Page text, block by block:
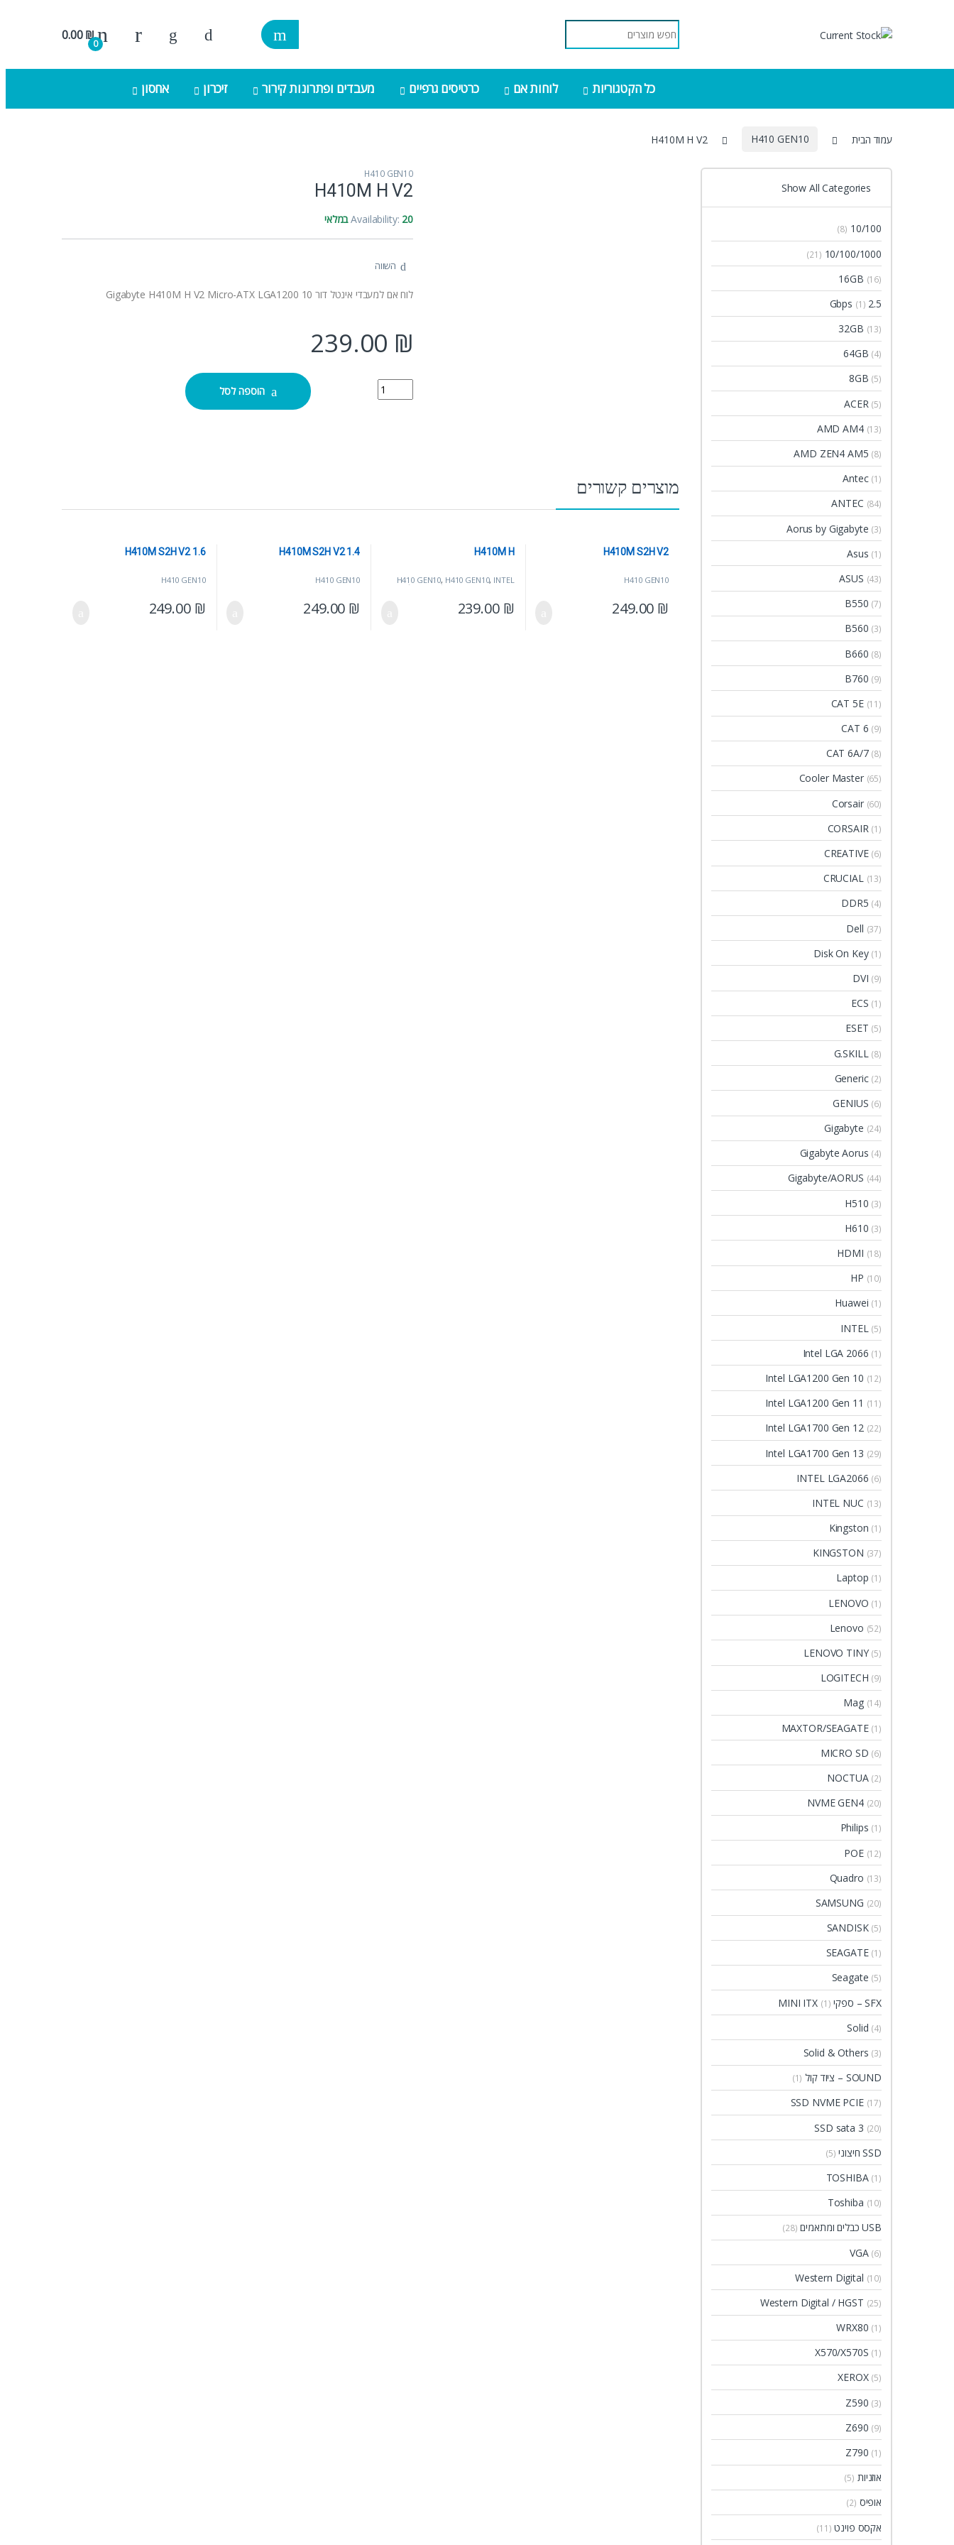
Search for:
0
0.00₪
כל הקטגוריות לוחות אם כרטיסים גרפיים מעבדים ופתרונות קירור זיכרון אחסון
עמוד הבית H410 GEN10
H410M H V2
H410 GEN10
H410M H V2
Availability: 20 במלאי
השווה
לוח אם למעבדי אינטל דור 10 Gigabyte H410M H V2 Micro-ATX LGA1200
239.00 ₪
H410M H V2 quantity הוספה לסל
מוצרים קשורים
H410 GEN10
H410M S2H V2
249.00 ₪
H410 GEN10, H410 GEN10, INTEL
לוחות אם לוחות
H410M H
239.00 ₪
H410 GEN10
H410M S2H V2 1.4
249.00 ₪
H410 GEN10
H410M S2H V2 1.6
249.00 ₪
Show All Categories
10/100
(8)
10/100/1000
(21)
16GB (16)
2.5 Gbps
(1)
32GB (13)
64GB (4)
8GB (5)
ACER (5)
AMD AM4 (13)
AMD ZEN4 AM5 (8)
Antec (1)
ANTEC (84)
Aorus by Gigabyte (3)
Asus (1)
ASUS (43)
B550 (7)
B560 (3)
B660 (8)
B760 (9)
CAT 5E (11)
CAT 6 (9)
CAT 6A/7 (8)
Cooler Master (65)
Corsair (60)
CORSAIR (1)
CREATIVE (6)
CRUCIAL (13)
DDR5 (4)
Dell (37)
Disk On Key (1)
DVI (9)
ECS (1)
ESET (5)
G.SKILL (8)
Generic (2)
GENIUS (6)
Gigabyte (24)
Gigabyte Aorus (4)
Gigabyte/AORUS (44)
H510 (3)
H610 (3)
HDMI (18)
HP (10)
Huawei (1)
INTEL (5)
Intel LGA 2066 (1)
Intel LGA1200 Gen 10 (12)
Intel LGA1200 Gen 11 (11)
Intel LGA1700 Gen 12 (22)
Intel LGA1700 Gen 13 (29)
INTEL LGA2066 (6)
INTEL NUC (13)
Kingston (1)
KINGSTON (37)
Laptop (1)
LENOVO (1)
Lenovo (52)
LENOVO TINY (5)
LOGITECH (9)
Mag (14)
MAXTOR/SEAGATE (1)
MICRO SD (6)
NOCTUA (2)
NVME GEN4 (20)
Philips (1)
POE (12)
Quadro (13)
SAMSUNG (20)
SANDISK (5)
SEAGATE (1)
Seagate (5)
SFX – ספקי MINI ITX (1)
Solid (4)
Solid & Others (3)
SOUND – ציוד קול (1)
SSD NVME PCIE (17)
SSD sata 3 (20)
SSD חיצוני (5)
TOSHIBA (1)
Toshiba (10)
USB כבלים ומתאמים (28)
VGA (6)
Western Digital (10)
Western Digital / HGST (25)
WRX80 (1)
X570/X570S (1)
XEROX (5)
Z590 (3)
Z690 (9)
Z790 (1)
אוזניות (5)
אופיס (2)
אקסס פוינט (11)